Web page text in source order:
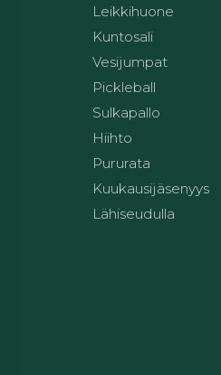
Leikkihuone
Kuntosali
Vesijumpat
Pickleball
Sulkapallo
Hiihto
Pururata
Kuukausijäsenyys
Lähiseudulla